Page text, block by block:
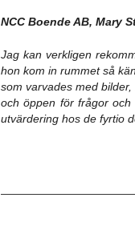
NCC Boende AB, Mary
Jag kan verkligen
hon kom in rummet så
som varvades med
och öppen för frågor
utvärdering hos de fyrtio